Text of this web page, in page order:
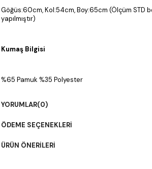
Göğüs:60cm, Kol:54cm, Boy:65cm (Ölçüm STD
yapılmıştır)
Kumaş Bilgisi
%65 Pamuk %35 Polyester
YORUMLAR(0)
ÖDEME SEÇENEKLERI
ÜRÜN ÖNERILERI